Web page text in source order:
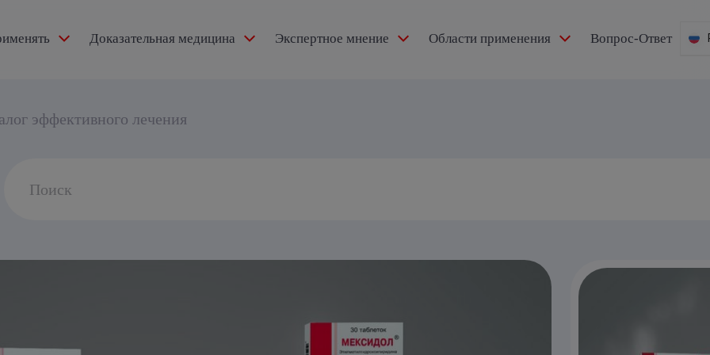
Доказательная медицина Экспертное мнение Области применения Вопрос-Ответ
эффективного лечения
for: